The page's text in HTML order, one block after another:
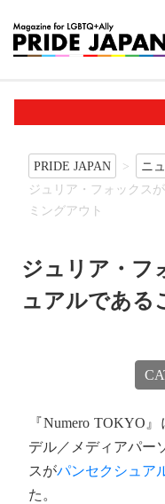
PRIDE JAPAN ニ
ジュリア・フォックス
ミングアウト
ジュリア・フ
ュアルである
『Numero TOKYO
デル／メディアパー
スがパンセクシュア
た。